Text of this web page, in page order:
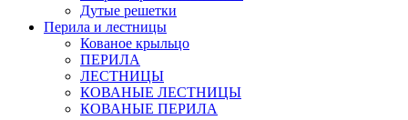
Дутые решетки
Перила и лестницы
Кованое крыльцо
ПЕРИЛА
ЛЕСТНИЦЫ
КОВАНЫЕ ЛЕСТНИЦЫ
КОВАНЫЕ ПЕРИЛА